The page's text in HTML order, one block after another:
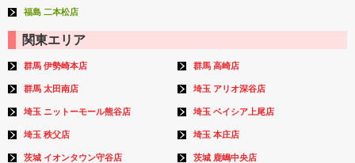
福島 二本松店
関東エリア
群馬 伊勢崎本店 群馬 高崎店
群馬 太田南店 埼玉 アリオ深谷店
埼玉 ニットーモール熊谷店 埼玉 ベイシア上尾店
埼玉 秩父店 埼玉 本庄店
茨城 イオンタウン守谷店 茨城 鹿嶋中央店